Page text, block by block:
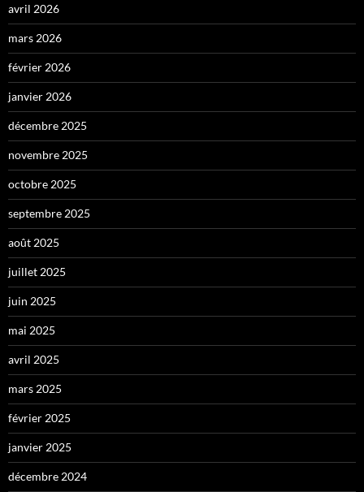
avril 2026
mars 2026
février 2026
janvier 2026
décembre 2025
novembre 2025
octobre 2025
septembre 2025
août 2025
juillet 2025
juin 2025
mai 2025
avril 2025
mars 2025
février 2025
janvier 2025
décembre 2024